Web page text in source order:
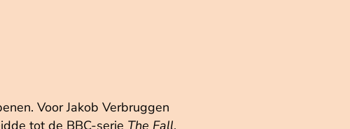
Voor Jakob Verbruggen
tot de BBC-serie The Fall.